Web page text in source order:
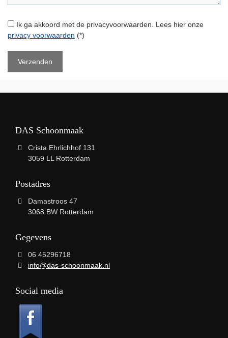
Ik ga akkoord met de privacyvoorwaarden.
Lees hier onze
privacy voorwaarden (*)
DAS Schoonmaak
Crista Ehrlichhof 131
3059 LL Rotterdam
Postadres
Damastroos 47
3068 BW Rotterdam
Gegevens
06 45296718
info@das-schoonmaak.nl
Social media